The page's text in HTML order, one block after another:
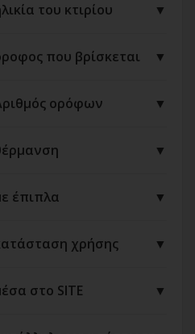
του κτιρίου ▼
που βρίσκεται ▼
ορόφων ▼
▼
έπιπλα ▼
χρήσης ▼
στο SITE ▼